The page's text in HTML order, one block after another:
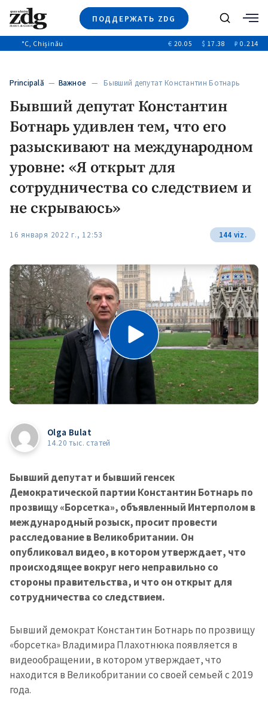
ПОДДЕРЖАТЬ ZDG
Новости
Расследования
Общество
+312
Поиск
°C, Chișinău € 20.05 $ 17.38 ₽ 0.214
Principală — Важное — Бывший депутат Константин Ботнарь
Бывший депутат Константин
Ботнарь удивлен тем, что его
разыскивают на международном
уровне: «Я открыт для
сотрудничества со следствием и
не скрываюсь»
16 января 2022 г., 12:53 144 viz.
Olga Bulat
14.20 тыс. статей
Бывший депутат и бывший генсек
Демократической партии Константин Ботнарь по
прозвищу «Борсетка», объявленный Интерполом в
международный розыск, просит провести
расследование в Великобритании. Он
опубликовал видео, в котором утверждает, что
происходящее вокруг него неправильно со
стороны правительства, и что он открыт для
сотрудничества со следствием.
Бывший демократ Константин Ботнарь по прозвищу
«борсетка» Владимира Плахотнюка появляется в
видеообращении, в котором утверждает, что
находится в Великобритании со своей семьей с 2019
года.